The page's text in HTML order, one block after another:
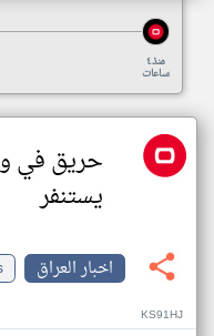
منذ ٤
ساعات
حريق في
يستنفر
اخبار العراق
KS91HJ